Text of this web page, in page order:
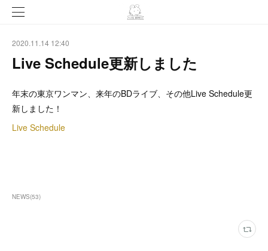
2020.11.14 12:40
Live Schedule更新しました
年末の東京ワンマン、来年のBDライブ、その他Live Schedule更
新しました！
Live Schedule
NEWS(53)